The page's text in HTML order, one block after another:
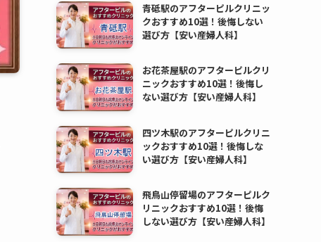
青砥駅のアフターピルクリニッ
クおすすめ10選！後悔しない
選び方【安い産婦人科】
お花茶屋駅のアフターピルクリ
ニックおすすめ10選！後悔し
ない選び方【安い産婦人科】
四ツ木駅のアフターピルクリニ
ックおすすめ10選！後悔しな
い選び方【安い産婦人科】
飛鳥山停留場のアフターピルク
リニックおすすめ10選！後悔
しない選び方【安い産婦人科】